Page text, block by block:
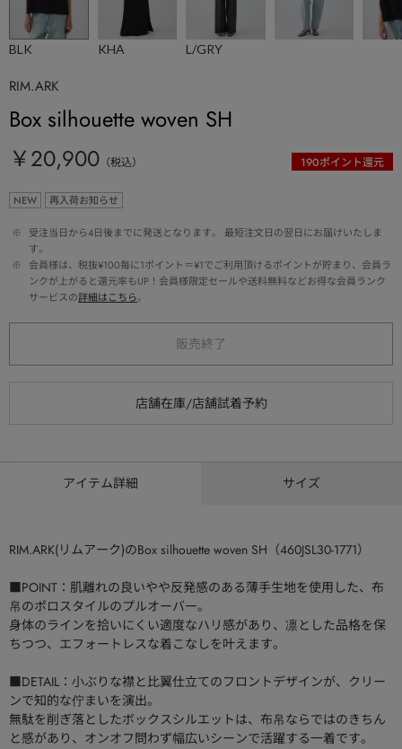
BLK KHA L/GRY
RIM.ARK
Box silhouette woven SH
￥20,900 （税込） 190ポイント還元
NEW 再入荷お知らせ
※
受注当日から4日後までに発送となります。 最短注文日の翌日にお届けいたしま
す。
※
会員様は、税抜¥100毎に1ポイント＝¥1でご利用頂けるポイントが貯まり、会員ラ
ンクが上がると還元率もUP！会員様限定セールや送料無料などお得な会員ランク
サービスの詳細はこちら。
販売終了
アイテム詳細 サイズ
RIM.ARK(リムアーク)のBox silhouette woven SH（460JSL30-1771）
■POINT：肌離れの良いやや反発感のある薄手生地を使用した、布
帛のポロスタイルのプルオーバー。
身体のラインを拾いにくい適度なハリ感があり、凛とした品格を保
ちつつ、エフォートレスな着こなしを叶えます。
■DETAIL：小ぶりな襟と比翼仕立てのフロントデザインが、クリー
ンで知的な佇まいを演出。
無駄を削ぎ落としたボックスシルエットは、布帛ならではのきちん
と感があり、オンオフ問わず幅広いシーンで活躍する一着です。